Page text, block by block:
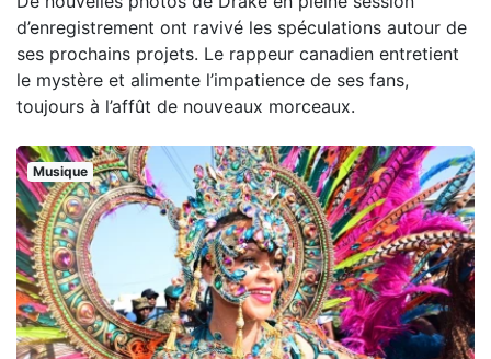
d’enregistrement ont ravivé les spéculations autour de
ses prochains projets. Le rappeur canadien entretient
le mystère et alimente l’impatience de ses fans,
toujours à l’affût de nouveaux morceaux.
Musique